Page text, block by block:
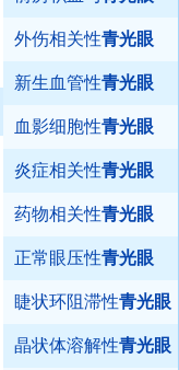
外伤相关性青光眼
新生血管性青光眼
血影细胞性青光眼
炎症相关性青光眼
药物相关性青光眼
正常眼压性青光眼
睫状环阻滞性青光眼
晶状体溶解性青光眼